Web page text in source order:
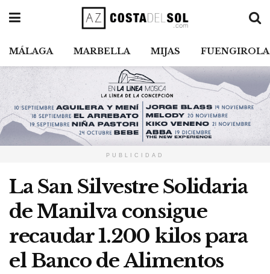
MÁLAGA MARBELLA MIJAS FUENGIROLA
PUBLICIDAD
La San Silvestre Solidaria
de Manilva consigue
recaudar 1.200 kilos para
el Banco de Alimentos